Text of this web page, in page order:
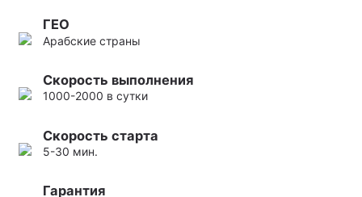
ГЕО
Арабские страны
Скорость выполнения
1000-2000 в сутки
Скорость старта
5-30 мин.
Гарантия